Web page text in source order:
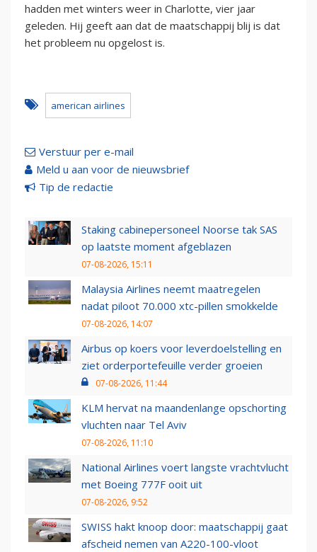
hadden met winters weer in Charlotte, vier jaar
geleden. Hij geeft aan dat de maatschappij blij is dat
het probleem nu opgelost is.
american airlines
Verstuur per e-mail
Meld u aan voor de nieuwsbrief
Tip de redactie
Staking cabinepersoneel Noorse tak SAS
op laatste moment afgeblazen
07-08-2026, 15:11
Malaysia Airlines neemt maatregelen
nadat piloot 70.000 xtc-pillen smokkelde
07-08-2026, 14:07
Airbus op koers voor leverdoelstelling en
ziet orderportefeuille verder groeien
07-08-2026, 11:44
KLM hervat na maandenlange opschorting
vluchten naar Tel Aviv
07-08-2026, 11:10
National Airlines voert langste vrachtvlucht
met Boeing 777F ooit uit
07-08-2026, 9:52
SWISS hakt knoop door: maatschappij gaat
afscheid nemen van A220-100-vloot